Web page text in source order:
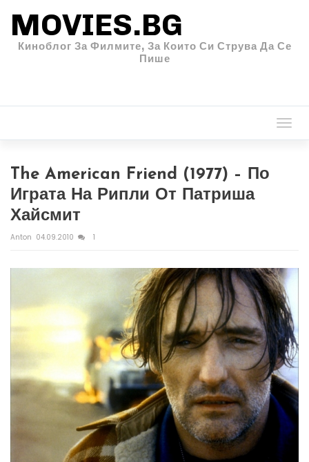
MOVIES.BG
Киноблог За Филмите, За Които Си Струва Да Се
Пише
The American Friend (1977) – По
Играта На Рипли От Патриша
Хайсмит
Anton 04.09.2010 1